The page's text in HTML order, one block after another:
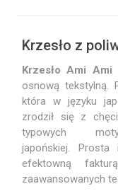
Krzesło z
Krzesło Ami Ami
osnową tekstylną.
która w języku
zrodził się z
typowych
japońskiej.
efektowną
zaawansowanych